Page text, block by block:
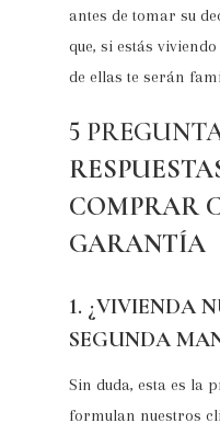
antes de tomar su
que, si estás
de ellas te serán
5
COMPRAR
GARANTÍA
1. ¿VIVIENDA
SEGUNDA
Sin duda, esta es la
formulan nuestros